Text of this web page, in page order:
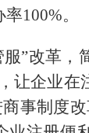
100%。
”改革，
让企业在
事制度